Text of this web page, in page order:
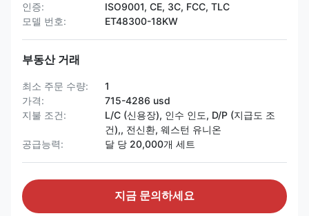
인증:
ISO9001, CE, 3C, FCC, TLC
모델 번호:
ET48300-18KW
부동산 거래
최소 주문 수량:
1
가격:
715-4286 usd
지불 조건:
L/C (신용장), 인수 인도, D/P (지급도 조
건),, 전신환, 웨스턴 유니온
공급능력:
달 당 20,000개 세트
지금 문의하세요